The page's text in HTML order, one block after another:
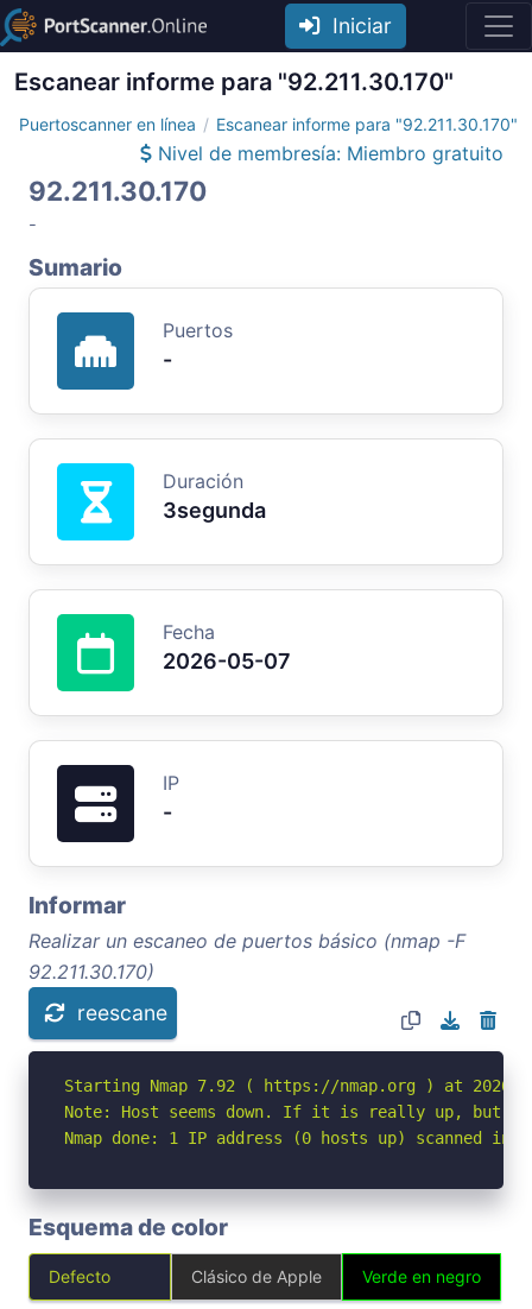
Iniciar
Escanear informe para "92.211.30.170"
Puertoscanner en línea Escanear informe para "92.211.30.170"
Nivel de membresía: Miembro gratuito
92.211.30.170
-
Sumario
Puertos
-
Duración
3segunda
Fecha
2026-05-07
IP
-
Informar
Realizar un escaneo de puertos básico (nmap -F
92.211.30.170)
reescane
Starting Nmap 7.92 ( https://nmap.org ) at 2026-
Note: Host seems down. If it is really up, but
Nmap done: 1 IP address (0 hosts up) scanned in
Esquema de color
Defecto Clásico de Apple Verde en negro